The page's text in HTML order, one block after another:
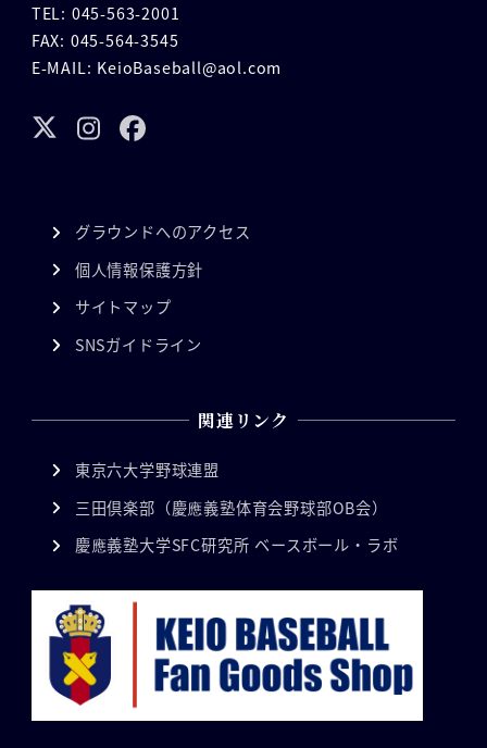
TEL: 045-563-2001
FAX: 045-564-3545
E-MAIL: KeioBaseball@aol.com
グラウンドへのアクセス
個人情報保護方針
サイトマップ
SNSガイドライン
関連リンク
東京六大学野球連盟
三田倶楽部（慶應義塾体育会野球部OB会）
慶應義塾大学SFC研究所 ベースボール・ラボ